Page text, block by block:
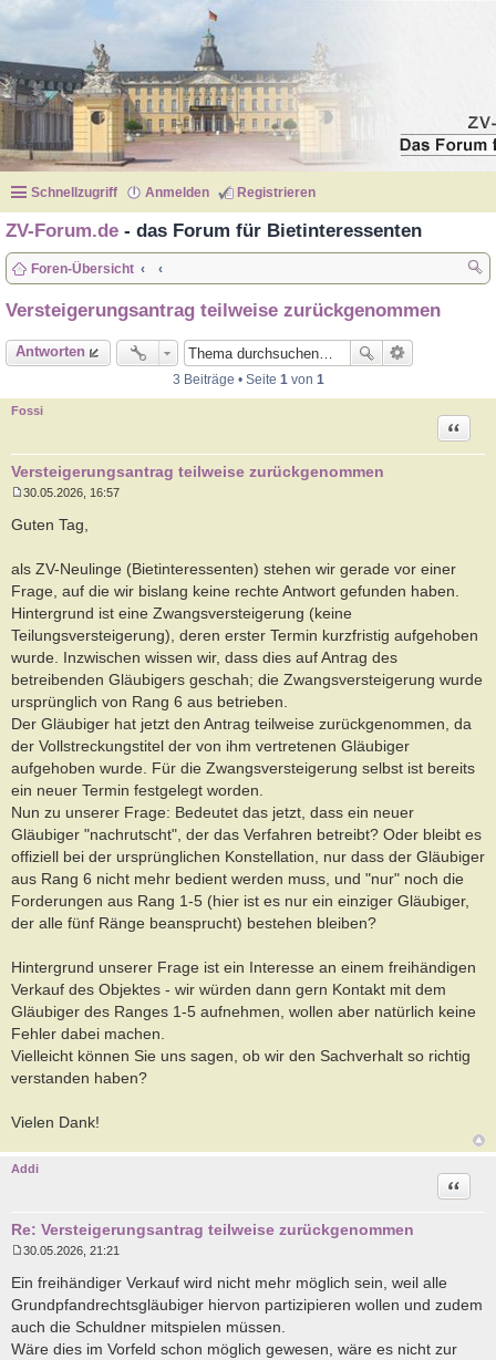
Schnellzugriff Anmelden Registrieren
ZV-Forum.de - das Forum für Bietinteressenten
Foren-Übersicht
Versteigerungsantrag teilweise zurückgenommen
Antworten
3 Beiträge • Seite 1von 1
Fossi
Versteigerungsantrag teilweise zurückgenommen
Zitat
i
a
g
30.05.2026, 16:57
Guten Tag,
als ZV-Neulinge (Bietinteressenten) stehen wir gerade vor einer
Frage, auf die wir bislang keine rechte Antwort gefunden haben.
Hintergrund ist eine Zwangsversteigerung (keine
Teilungsversteigerung), deren erster Termin kurzfristig aufgehoben
wurde. Inzwischen wissen wir, dass dies auf Antrag des
betreibenden Gläubigers geschah; die Zwangsversteigerung wurde
ursprünglich von Rang 6 aus betrieben.
Der Gläubiger hat jetzt den Antrag teilweise zurückgenommen, da
der Vollstreckungstitel der von ihm vertretenen Gläubiger
aufgehoben wurde. Für die Zwangsversteigerung selbst ist bereits
ein neuer Termin festgelegt worden.
Nun zu unserer Frage: Bedeutet das jetzt, dass ein neuer
Gläubiger "nachrutscht", der das Verfahren betreibt? Oder bleibt es
offiziell bei der ursprünglichen Konstellation, nur dass der Gläubiger
aus Rang 6 nicht mehr bedient werden muss, und "nur" noch die
Forderungen aus Rang 1-5 (hier ist es nur ein einziger Gläubiger,
der alle fünf Ränge beansprucht) bestehen bleiben?
Hintergrund unserer Frage ist ein Interesse an einem freihändigen
Verkauf des Objektes - wir würden dann gern Kontakt mit dem
Gläubiger des Ranges 1-5 aufnehmen, wollen aber natürlich keine
Fehler dabei machen.
Vielleicht können Sie uns sagen, ob wir den Sachverhalt so richtig
verstanden haben?
Vielen Dank!
Addi
Re: Versteigerungsantrag teilweise zurückgenommen
Zitat
e
i
t
a
g
30.05.2026, 21:21
Ein freihändiger Verkauf wird nicht mehr möglich sein, weil alle
Grundpfandrechtsgläubiger hiervon partizipieren wollen und zudem
auch die Schuldner mitspielen müssen.
Wäre dies im Vorfeld schon möglich gewesen, wäre es nicht zur